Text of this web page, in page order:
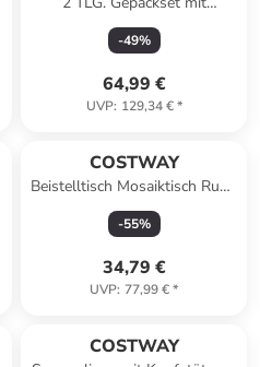
Kosmetikkoffer in Weiß
-49%
64,99 €
UVP: 129,34 €*
COSTWAY
Beistelltisch Mosaiktisch Rund
∅30x50cm in Schwarz
-55%
34,79 €
UVP: 77,99 €*
COSTWAY